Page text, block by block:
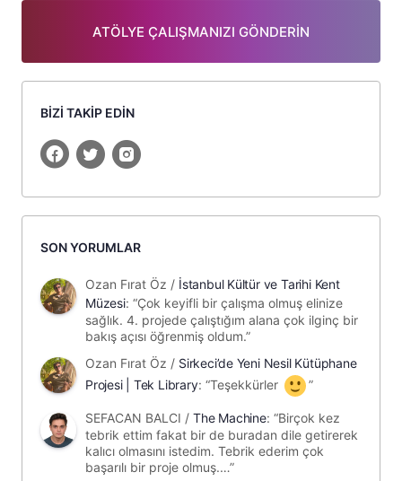
ATÖLYE ÇALIŞMANIZI GÖNDERİN
BİZİ TAKİP EDİN
SON YORUMLAR
Ozan Fırat Öz / İstanbul Kültür ve Tarihi Kent
Müzesi: “Çok keyifli bir çalışma olmuş elinize
sağlık. 4. projede çalıştığım alana çok ilginç bir
bakış açısı öğrenmiş oldum.”
Ozan Fırat Öz / Sirkeci’de Yeni Nesil Kütüphane
Projesi | Tek Library: “Teşekkürler ”
SEFACAN BALCI / The Machine: “Birçok kez
tebrik ettim fakat bir de buradan dile getirerek
kalıcı olmasını istedim. Tebrik ederim çok
başarılı bir proje olmuş.…”